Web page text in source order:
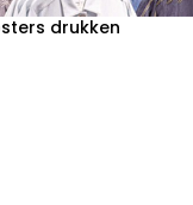
drukken